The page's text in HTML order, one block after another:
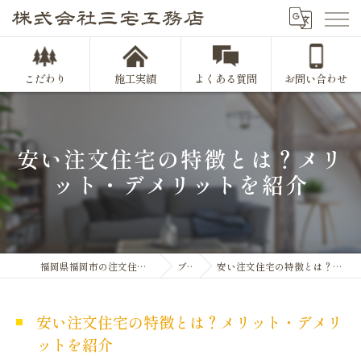
こだわり 施工実績 よくある質問 お問い合わせ
安い注文住宅の特徴とは？メリ
ット・デメリットを紹介
福岡県福岡市の注文住宅なら株式会社三宅工務店 ブログ 安い注文住宅の特徴とは？メリット・デメリットを紹介
安い注文住宅の特徴とは？メリット・デメリ
ットを紹介